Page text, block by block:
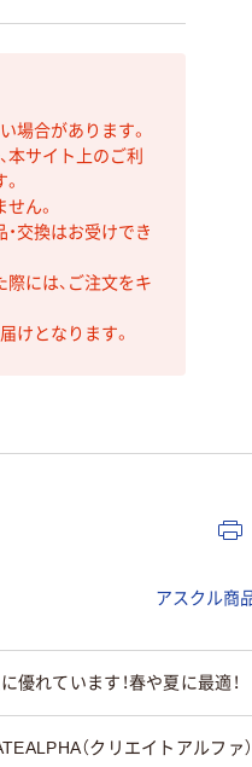
場合があります。
本サイト上のご利
ん。
交換はお受けでき
には、ご注文をキ
けとなります。
アスクル商
れています！春や夏に最適！
（クリエイトアルファ）